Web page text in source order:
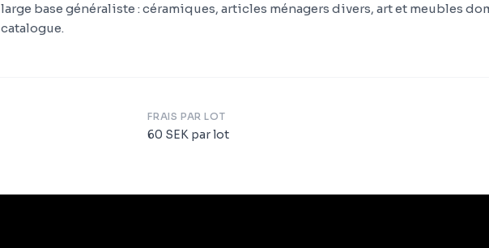
large base généraliste : céramiques, articles ménagers divers, art et meubles
catalogue.
FRAIS PAR LOT
60 SEK par lot